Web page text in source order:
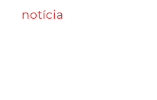
notícia